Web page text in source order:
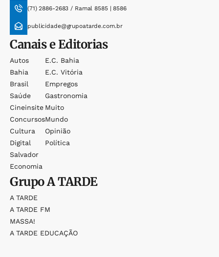
(71) 2886-2683 / Ramal 8585 | 8586
publicidade@grupoatarde.com.br
Canais e Editorias
Autos
Bahia
Brasil
Saúde
Cineinsite
Concursos
Cultura
Digital
Salvador
Economia
E.c. Bahia
E.c. Vitória
Empregos
Gastronomia
Muito
Mundo
Opinião
Política
GrupoA TARDE
A TARDE
A TARDE FM
MASSA!
A TARDE EDUCAÇÃO